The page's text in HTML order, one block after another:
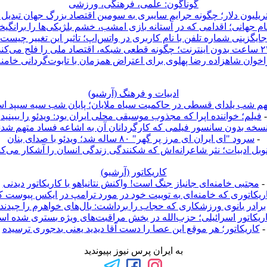
گوناگون: علمی، فرهنگی، ورزشی
جهانی؛ اقدامی که در آستانه بازی امشب، خشم بلژیکی‌ها را
جایگزینی شماره تلفن با نام کاربری در واتس‌اپ؛ تاثیر این تغییر
شبکه، اقتصاد ملی را فلج می‌کند؟
شاهزاده رضا پهلوی برای اعتراض همزمان با تابوت‌گردانی
ادبیات و فرهنگ (آرشيو)
شب یلدای قسطی در حاکمیت سیاه ملایان؛ پایان شب سیه سیپد
- فیلم؛ خواننده اپرا که مجذوب موسیقی محلی ایران بود: ویدئو را ببینید
نسخه بدون سانسور فیلمی که کارگردانان آن به اشاعه فساد متهم
- سرود "ای ایران ای مرز پر گهر" ۸۰ ساله شد؛ ویدئو با صدای بنان
نوبل ادبیات؛ نثر شاعرانه‌اش که شکنندگی زندگی انسان را آشکار
کاريکاتور (آرشيو)
- مجتبی خامنه‌ای جانباز جنگ است! واکنش نتانیاهو با کاریکاتور دیدنی
که خامنه‌ای به توییت خود در مورد ترامپ در ایکس پیوست
برادر بانوی ورزشکاری که حجاب را برداشت: بال‌های خواهرم را
اسرائیلی؛ حزب‌الله در بخش مراقبت‌های ویژه بستری شده
-کاریکاتور؛ هر موقع این عصا را دست آقا دیدید یعنی بدجوری ترسیده
به ایران پرس نیوز بپیوندید